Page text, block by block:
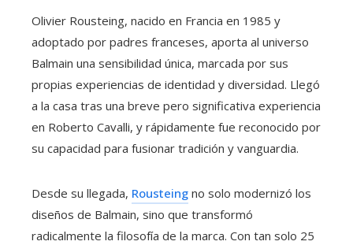
Olivier Rousteing, nacido en Francia en 1985 y
adoptado por padres franceses, aporta al universo
Balmain una sensibilidad única, marcada por sus
propias experiencias de identidad y diversidad. Llegó
a la casa tras una breve pero significativa experiencia
en Roberto Cavalli, y rápidamente fue reconocido por
su capacidad para fusionar tradición y vanguardia.
Desde su llegada, Rousteing no solo modernizó los
diseños de Balmain, sino que transformó
radicalmente la filosofía de la marca. Con tan solo 25